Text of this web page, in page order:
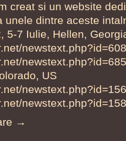
creat si un website
unele dintre aceste
5-7 Iulie, Hellen,
newstext.php?id=608
US
→